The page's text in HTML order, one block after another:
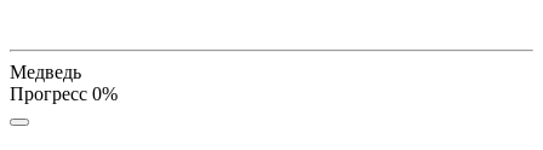
Медведь
Прогресс 0%